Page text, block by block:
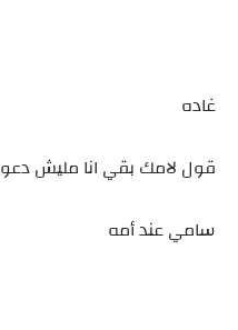
غاده
قول لامك بقي انا مليش
سامي عند أمه